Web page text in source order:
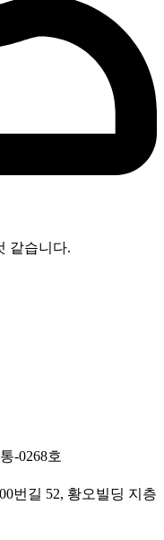
같습니다.
-0268호
번길 52, 황오빌딩 지층